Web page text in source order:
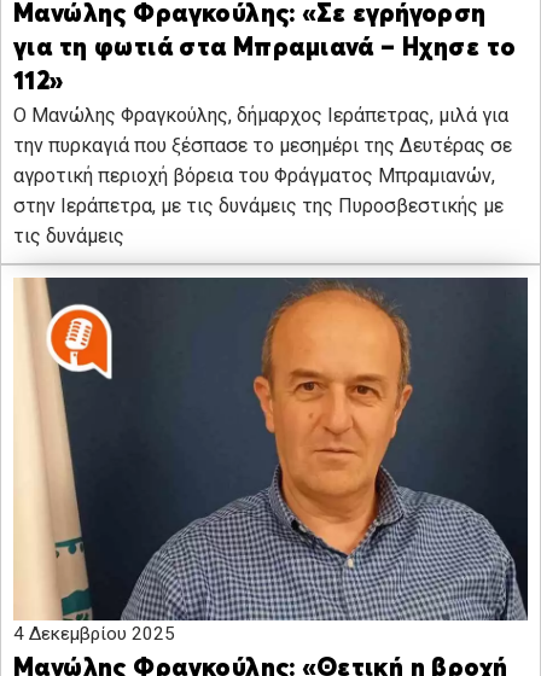
Μανώλης Φραγκούλης: «Σε εγρήγορση
για τη φωτιά στα Μπραμιανά – Ηχησε το
112»
Ο Μανώλης Φραγκούλης, δήμαρχος Ιεράπετρας, μιλά για
την πυρκαγιά που ξέσπασε το μεσημέρι της Δευτέρας σε
αγροτική περιοχή βόρεια του Φράγματος Μπραμιανών,
στην Ιεράπετρα, με τις δυνάμεις της Πυροσβεστικής με
τις δυνάμεις
4 Δεκεμβρίου 2025
Μανώλης Φραγκούλης: «Θετική η βροχή